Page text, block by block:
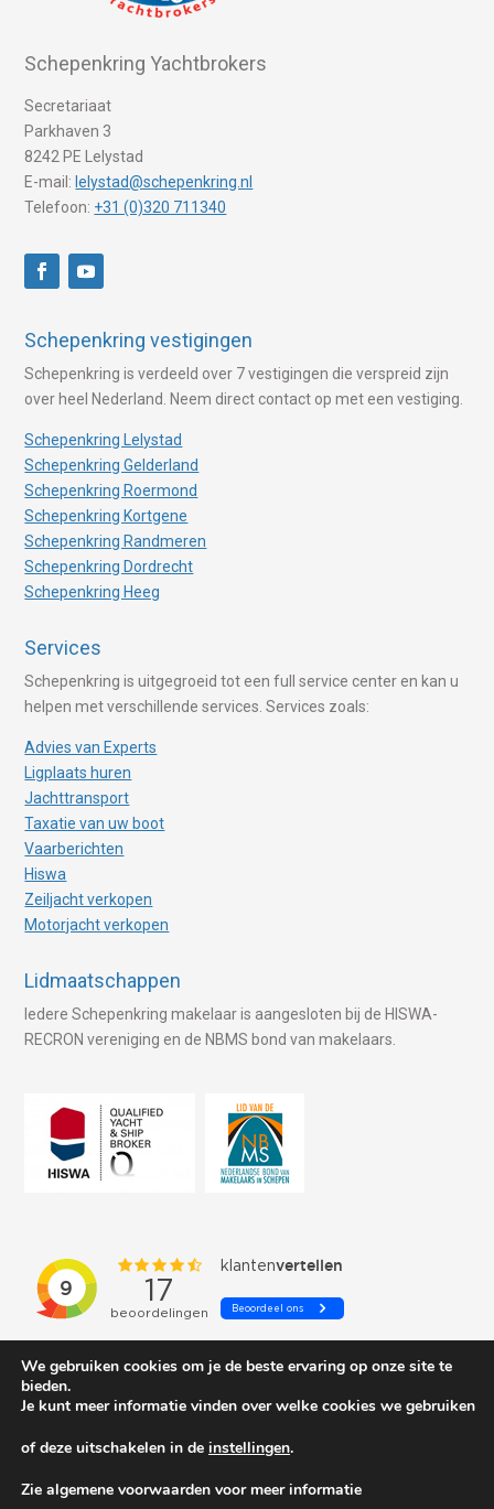
Schepenkring Yachtbrokers
Secretariaat
Parkhaven 3
8242 PE Lelystad
E-mail: lelystad@schepenkring.nl
Telefoon: +31 (0)320 711340
Schepenkring vestigingen
Schepenkring is verdeeld over 7 vestigingen die verspreid zijn
over heel Nederland. Neem direct contact op met een vestiging.
Schepenkring Lelystad
Schepenkring Gelderland
Schepenkring Roermond
Schepenkring Kortgene
Schepenkring Randmeren
Schepenkring Dordrecht
Schepenkring Heeg
Services
Schepenkring is uitgegroeid tot een full service center en kan u
helpen met verschillende services. Services zoals:
Advies van Experts
Ligplaats huren
Jachttransport
Taxatie van uw boot
Vaarberichten
Hiswa
Zeiljacht verkopen
Motorjacht verkopen
Lidmaatschappen
Iedere Schepenkring makelaar is aangesloten bij de HISWA-
RECRON vereniging en de NBMS bond van makelaars.
We gebruiken cookies om je de beste ervaring op onze site te
bieden.
Je kunt meer informatie vinden over welke cookies we gebruiken
of deze uitschakelen in de instellingen.
Zie algemene voorwaarden voor meer informatie